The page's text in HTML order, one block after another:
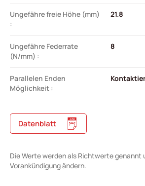
Ungefähre freie Höhe (mm)
:
21.8
Ungefähre Federrate
(N/mm) :
8
Parallelen Enden
Möglichkeit :
Datenblatt
Die Werte werden als Richtwerte genannt
Vorankündigung ändern.